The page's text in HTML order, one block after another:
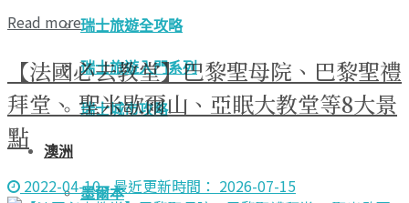
瑞士旅遊全攻略
瑞士旅遊入門系列
瑞士城市攻略
澳洲
墨爾本
Read more
【法國必去教堂】巴黎聖母院、巴黎聖禮
拜堂、 聖米歇爾山、亞眠大教堂等8大景
點
2022-04-10 - 最近更新時間： 2026-07-15